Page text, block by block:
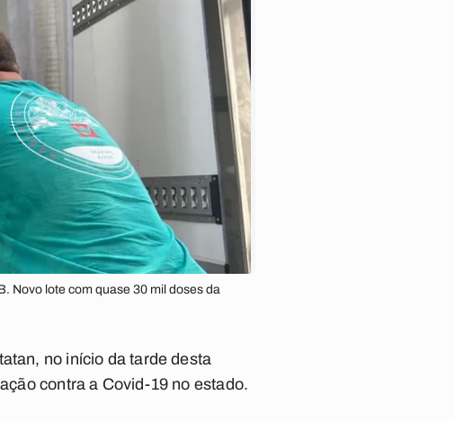
Novo lote com quase 30 mil doses da
no início da tarde desta
contra a Covid-19 no estado.